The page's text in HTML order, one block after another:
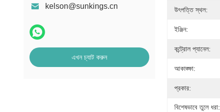
kelson@sunkings.cn
এখন চ্যাট করুন
উৎপত্তি স্থল:
ইঞ্জিন:
কন্ট্রোল প্যানেল:
আকাঙ্ক্ষা:
প্রকার:
বিশেষভাবে তুলে ধরা: